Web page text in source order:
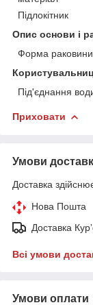
Підлокітник
Опис основи і
Форма раковини
Під'єднання
Приховати
Умови
Доставка
Нова Пошта
Доставка
Всі умови
Умови оплати